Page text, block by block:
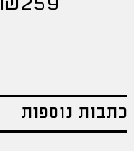
כתבות נוספות